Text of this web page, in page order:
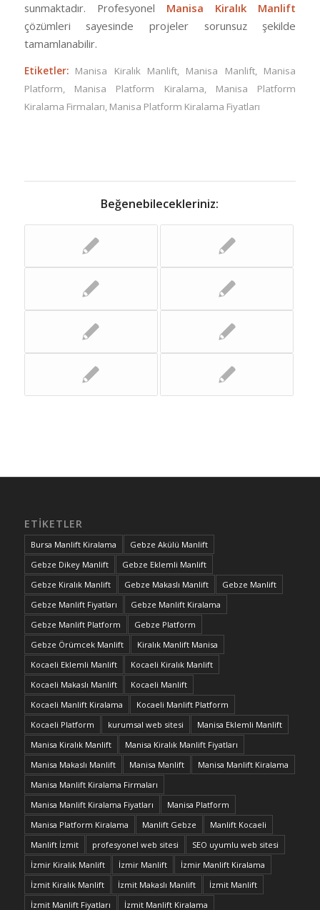
sunmaktadır. Profesyonel Manisa Kiralık Manlift
çözümleri sayesinde projeler sorunsuz şekilde
tamamlanabilir.
Etiketler: Manisa Kiralık Manlift, Manisa Manlift, Manisa
Platform, Manisa Platform Kiralama, Manisa Platform
Kiralama Firmaları, Manisa Platform Kiralama Fiyatları
Beğenebilecekleriniz:
ETIKETLER
Bursa Manlift Kiralama
Gebze Akülü Manlift
Gebze Dikey Manlift
Gebze Eklemli Manlift
Gebze Kiralık Manlift
Gebze Makaslı Manlift
Gebze Manlift
Gebze Manlift Fiyatları
Gebze Manlift Kiralama
Gebze Manlift Platform
Gebze Platform
Gebze Örümcek Manlift
Kiralık Manlift Manisa
Kocaeli Eklemli Manlift
Kocaeli Kiralık Manlift
Kocaeli Makaslı Manlift
Kocaeli Manlift
Kocaeli Manlift Kiralama
Kocaeli Manlift Platform
Kocaeli Platform
kurumsal web sitesi
Manisa Eklemli Manlift
Manisa Kiralık Manlift
Manisa Kiralık Manlift Fiyatları
Manisa Makaslı Manlift
Manisa Manlift
Manisa Manlift Kiralama
Manisa Manlift Kiralama Firmaları
Manisa Manlift Kiralama Fiyatları
Manisa Platform
Manisa Platform Kiralama
Manlift Gebze
Manlift Kocaeli
Manlift İzmit
profesyonel web sitesi
SEO uyumlu web sitesi
İzmir Kiralık Manlift
İzmir Manlift
İzmir Manlift Kiralama
İzmit Kiralık Manlift
İzmit Makaslı Manlift
İzmit Manlift
İzmit Manlift Fiyatları
İzmit Manlift Kiralama